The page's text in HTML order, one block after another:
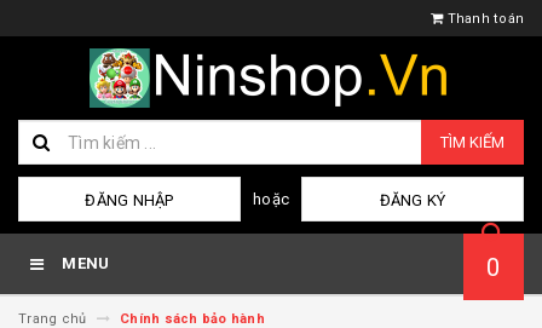
Thanh toán
TÌM KIẾM
ĐĂNG NHẬP hoặc ĐĂNG KÝ
MENU 0
Trang chủ Chính sách bảo hành